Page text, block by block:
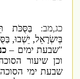
כג,מב:
בַּסֻּכֹּת
בְּיִשְׂרָאֵל, יֵשְׁבוּ,
"שבעת ימים –
וכן שיעור
שבעת ימי הסוכה